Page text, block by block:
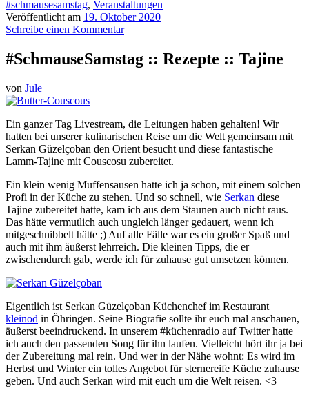
#schmausesamstag, Veranstaltungen
Veröffentlicht am 19. Oktober 2020
Schreibe einen Kommentar
#SchmauseSamstag :: Rezepte :: Tajine
von Jule
Ein ganzer Tag Livestream, die Leitungen haben gehalten! Wir
hatten bei unserer kulinarischen Reise um die Welt gemeinsam mit
Serkan Güzelçoban den Orient besucht und diese fantastische
Lamm-Tajine mit Couscosu zubereitet.
Ein klein wenig Muffensausen hatte ich ja schon, mit einem solchen
Profi in der Küche zu stehen. Und so schnell, wie Serkan diese
Tajine zubereitet hatte, kam ich aus dem Staunen auch nicht raus.
Das hätte vermutlich auch ungleich länger gedauert, wenn ich
mitgeschnibbelt hätte ;) Auf alle Fälle war es ein großer Spaß und
auch mit ihm äußerst lehrreich. Die kleinen Tipps, die er
zwischendurch gab, werde ich für zuhause gut umsetzen können.
Eigentlich ist Serkan Güzelçoban Küchenchef im Restaurant
kleinod in Öhringen. Seine Biografie sollte ihr euch mal anschauen,
äußerst beeindruckend. In unserem #küchenradio auf Twitter hatte
ich auch den passenden Song für ihn laufen. Vielleicht hört ihr ja bei
der Zubereitung mal rein. Und wer in der Nähe wohnt: Es wird im
Herbst und Winter ein tolles Angebot für sternereife Küche zuhause
geben. Und auch Serkan wird mit euch um die Welt reisen. <3